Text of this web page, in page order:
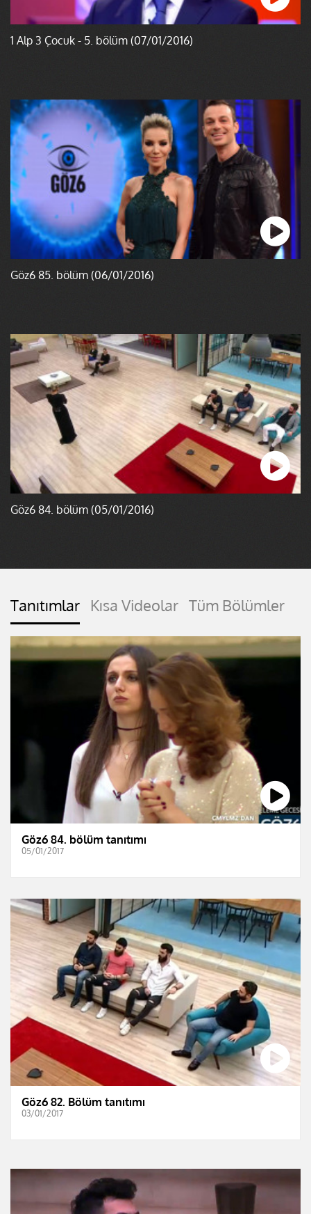
1 Alp 3 Çocuk - 5. bölüm (07/01/2016)
Göz6 85. bölüm (06/01/2016)
Göz6 84. bölüm (05/01/2016)
Tanıtımlar Kısa Videolar Tüm Bölümler
Göz6 84. bölüm tanıtımı
05/01/2017
Göz6 82. Bölüm tanıtımı
03/01/2017